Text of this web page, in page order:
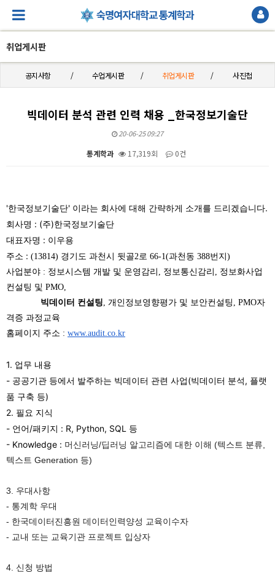
취업게시판
공지사항 수업게시판 취업게시판 사진첩
빅데이터 분석 관련 인력 채용 _한국정보기술단
20-06-25 09:27
통계학과 17,319회 0건
'한국정보기술단' 이라는 회사에 대해 간략하게 소개를 드리겠습니다.
회사명 : (주)한국정보기술단
대표자명 : 이우용
주소 : (13814) 경기도 과천시 뒷골2로 66-1(과천동 388번지)
사업분야 : 정보시스템 개발 및 운영감리, 정보통신감리, 정보화사업
컨설팅 및 PMO,
빅데이터 컨설팅, 개인정보영향평가 및 보안컨설팅, PMO자
격증 과정교육
홈페이지 주소 : www.audit.co.kr
1. 업무 내용
- 공공기관 등에서 발주하는 빅데이터 관련 사업(빅데이터 분석, 플랫
품 구축 등)
2. 필요 지식
- 언어/패키지 : R, Python, SQL 등
- Knowledge : 머신러닝/딥러닝 알고리즘에 대한 이해 (텍스트 분류,
텍스트 Generation 등)
3. 우대사항
- 통계학 우대
- 한국데이터진흥원 데이터인력양성 교육이수자
- 교내 또는 교육기관 프로젝트 입상자
4. 신청 방법